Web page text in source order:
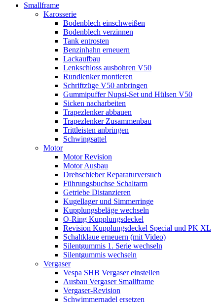
Smallframe
Karosserie
Bodenblech einschweißen
Bodenblech verzinnen
Tank entrosten
Benzinhahn erneuern
Lackaufbau
Lenkschloss ausbohren V50
Rundlenker montieren
Schriftzüge V50 anbringen
Gummipuffer Nupsi-Set und Hülsen V50
Sicken nacharbeiten
Trapezlenker abbauen
Trapezlenker Zusammenbau
Trittleisten anbringen
Schwingsattel
Motor
Motor Revision
Motor Ausbau
Drehschieber Reparaturversuch
Führungsbuchse Schaltarm
Getriebe Distanzieren
Kugellager und Simmerringe
Kupplungsbeläge wechseln
O-Ring Kupplungsdeckel
Revision Kupplungsdeckel Special und PK XL
Schaltklaue erneuern (mit Video)
Silentgummis 1. Serie wechseln
Silentgummis wechseln
Vergaser
Vespa SHB Vergaser einstellen
Ausbau Vergaser Smallframe
Vergaser-Revision
Schwimmernadel ersetzen